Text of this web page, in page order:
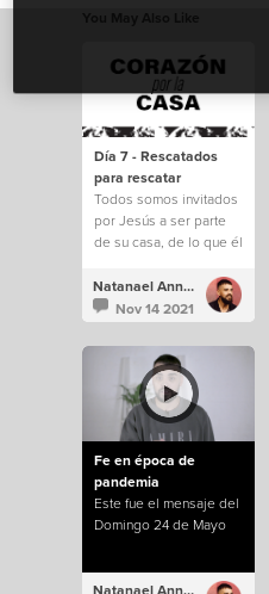
Día 7 - Rescatados
para rescatar
Todos somos invitados
por Jesús a ser parte
de su casa, de lo que él
Natanael Annacondia
Nov 14 2021
Fe en época de
pandemia
Este fue el mensaje del
Domingo 24 de Mayo